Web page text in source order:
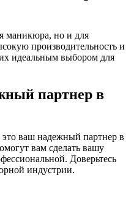
маникюра, но и для
производительность и
идеальным выбором для
партнер в
ваш надежный партнер в
вам сделать вашу
Доверьтесь
индустрии.